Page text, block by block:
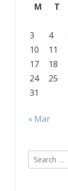
M
T
3
4
10
11
17
18
24
25
31
« Mar
Search
for: